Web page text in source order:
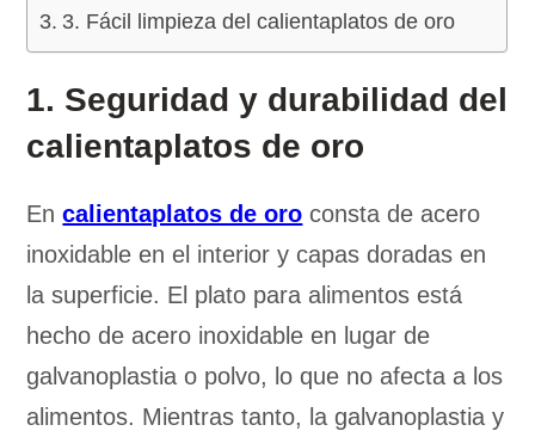
3. Fácil limpieza del calientaplatos de oro
1. Seguridad y durabilidad del
calientaplatos de oro
Encalientaplatos de oro consta de acero
inoxidable en el interior y capas doradas en
la superficie. El plato para alimentos está
hecho de acero inoxidable en lugar de
galvanoplastia o polvo, lo que no afecta a los
alimentos. Mientras tanto, la galvanoplastia y